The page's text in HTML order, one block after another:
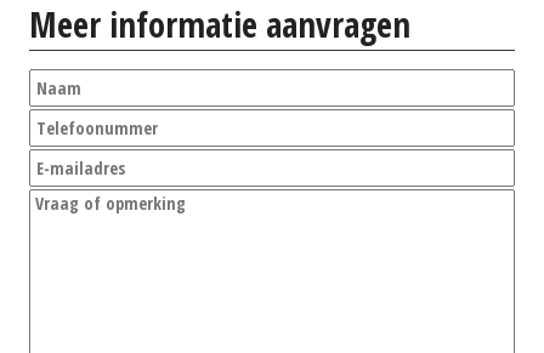
Meer informatie aanvragen